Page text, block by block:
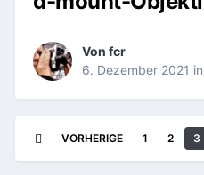
Von fcr
6. Dezember 2021 in
VORHERIGE 1 2 3